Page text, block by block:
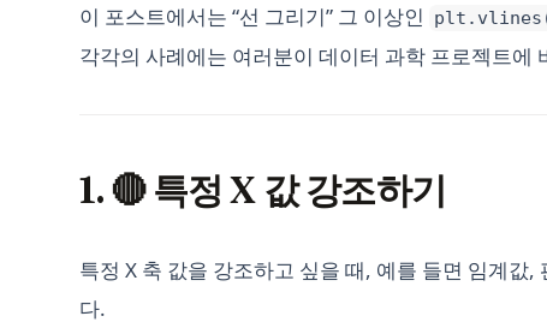
이 포스트에서는 “선 그리기” 그 이상인
각각의 사례에는 여러분이 데이터 과학 프로젝트에
1. 🔴 특정 X 값 강조하기
특정 X 축 값을 강조하고 싶을 때, 예를 들면 임계값
다.